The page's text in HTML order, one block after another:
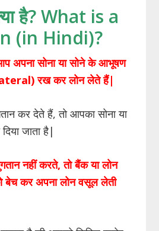
है? What is a
(in Hindi)?
अपना सोना या सोने के आभूषण
) रख कर लोन लेते हैं|
कर देते हैं, तो आपका सोना या
जाता है|
नहीं करते, तो बैंक या लोन
बेच कर अपना लोन वसूल लेती